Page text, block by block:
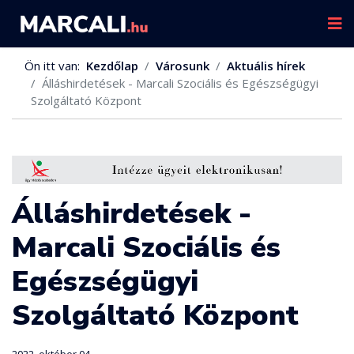
Ön itt van: Kezdőlap Városunk
Aktuális hírek
Álláshirdetések - Marcali Szociális és Egészségügyi
Szolgáltató Központ
Álláshirdetések -
Marcali Szociális és
Egészségügyi
Szolgáltató Központ